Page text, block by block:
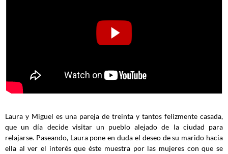
Laura y Miguel es una pareja de treinta y tantos felizmente casada,
que un día decide visitar un pueblo alejado de la ciudad para
relajarse. Paseando, Laura pone en duda el deseo de su marido hacia
ella al ver el interés que éste muestra por las mujeres con que se